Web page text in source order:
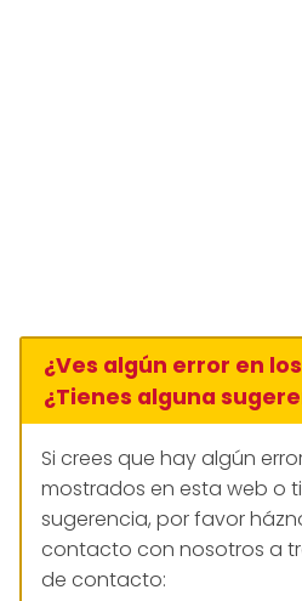
¿Ves algún error en
¿Tienes alguna
Si crees que hay algún
mostrados en esta web o
sugerencia, por favor
contacto con nosotros a
de contacto: